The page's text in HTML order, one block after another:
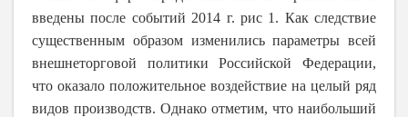
введены после событий 2014 г. рис 1. Как следствие
существенным образом изменились параметры всей
внешнеторговой политики Российской Федерации,
что оказало положительное воздействие на целый ряд
видов производств. Однако отметим, что наибольший